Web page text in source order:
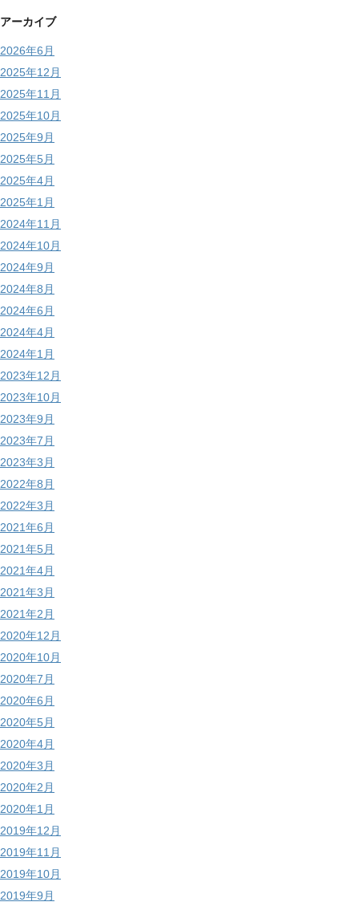
アーカイブ
2026年6月
2025年12月
2025年11月
2025年10月
2025年9月
2025年5月
2025年4月
2025年1月
2024年11月
2024年10月
2024年9月
2024年8月
2024年6月
2024年4月
2024年1月
2023年12月
2023年10月
2023年9月
2023年7月
2023年3月
2022年8月
2022年3月
2021年6月
2021年5月
2021年4月
2021年3月
2021年2月
2020年12月
2020年10月
2020年7月
2020年6月
2020年5月
2020年4月
2020年3月
2020年2月
2020年1月
2019年12月
2019年11月
2019年10月
2019年9月